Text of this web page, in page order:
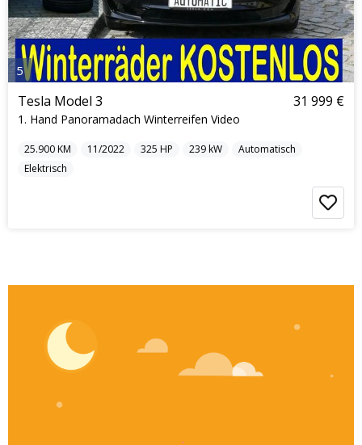
5
Tesla Model 3
1. Hand Panoramadach Winterreifen Video
31 999 €
25.900KM 11/2022 325 HP 239kW
Automatisch
Elektrisch